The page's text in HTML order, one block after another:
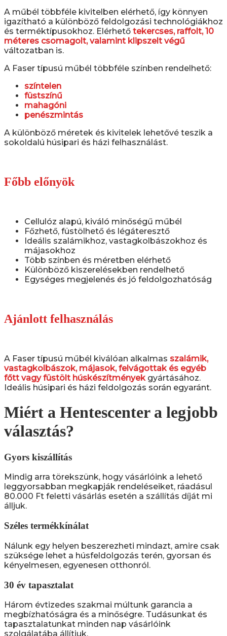
A műbél többféle kivitelben elérhető, így könnyen
igazítható a különböző feldolgozási technológiákhoz
és terméktípusokhoz. Elérhető tekercses, raffolt, 10
méteres csomagolt, valamint klipszelt végű
változatban is.
A Faser típusú műbél többféle színben rendelhető:
színtelen
füstszínű
mahagóni
penészmintás
A különböző méretek és kivitelek lehetővé teszik a
sokoldalú húsipari és házi felhasználást.
Főbb előnyök
Cellulóz alapú, kiváló minőségű műbél
Főzhető, füstölhető és légáteresztő
Ideális szalámikhoz, vastagkolbászokhoz és
májasokhoz
Több színben és méretben elérhető
Különböző kiszerelésekben rendelhető
Egységes megjelenés és jó feldolgozhatóság
Ajánlott felhasználás
A Faser típusú műbél kiválóan alkalmas szalámik,
vastagkolbászok, májasok, felvágottak és egyéb
főtt vagy füstölt húskészítmények gyártásához.
Ideális húsipari és házi feldolgozás során egyaránt.
Miért a Hentescenter a legjobb
választás?
Gyors kiszállítás
Mindig arra törekszünk, hogy vásárlóink a lehető
leggyorsabban megkapják rendeléseiket, ráadásul
80.000 Ft feletti vásárlás esetén a szállítás díját mi
álljuk.
Széles termékkínálat
Nálunk egy helyen beszerezheti mindazt, amire csak
szüksége lehet a húsfeldolgozás terén, gyorsan és
kényelmesen, egyenesen otthonról.
30 év tapasztalat
Három évtizedes szakmai múltunk garancia a
megbízhatóságra és a minőségre. Tudásunkat és
tapasztalatunkat minden nap vásárlóink
szolgálatába állítjuk.